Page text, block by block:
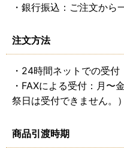
・銀行振込：ご注文から
注文方法
・24時間ネットでの受付
・FAXによる受付：月
祭日は受付できません。）
商品引渡時期